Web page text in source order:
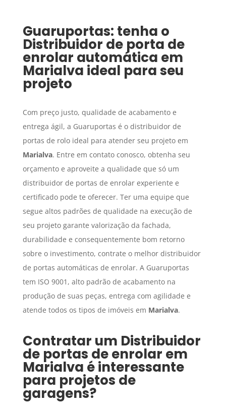
Guaruportas: tenha o
Distribuidor de porta de
enrolar automática em
Marialva ideal para seu
projeto
Com preço justo, qualidade de acabamento e
entrega ágil, a Guaruportas é o distribuidor de
portas de rolo ideal para atender seu projeto em
Marialva. Entre em contato conosco, obtenha seu
orçamento e aproveite a qualidade que só um
distribuidor de portas de enrolar experiente e
certificado pode te oferecer. Ter uma equipe que
segue altos padrões de qualidade na execução de
seu projeto garante valorização da fachada,
durabilidade e consequentemente bom retorno
sobre o investimento, contrate o melhor distribuidor
de portas automáticas de enrolar. A Guaruportas
tem ISO 9001, alto padrão de acabamento na
produção de suas peças, entrega com agilidade e
atende todos os tipos de imóveis em Marialva.
Contratar um Distribuidor
de portas de enrolar em
Marialva é interessante
para projetos de
garagens?